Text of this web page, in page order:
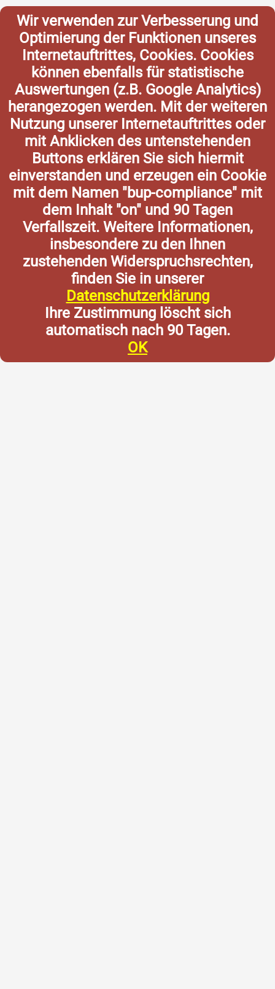
Wir verwenden zur Verbesserung und
Optimierung der Funktionen unseres
Internetauftrittes, Cookies. Cookies
können ebenfalls für statistische
Auswertungen (z.B. Google Analytics)
herangezogen werden. Mit der weiteren
Nutzung unserer Internetauftrittes oder
mit Anklicken des untenstehenden
Buttons erklären Sie sich hiermit
einverstanden und erzeugen ein Cookie
mit dem Namen "bup-compliance" mit
dem Inhalt "on" und 90 Tagen
Verfallszeit. Weitere Informationen,
insbesondere zu den Ihnen
zustehenden Widerspruchsrechten,
finden Sie in unserer
Datenschutzerklärung
Ihre Zustimmung löscht sich
automatisch nach 90 Tagen.
OK